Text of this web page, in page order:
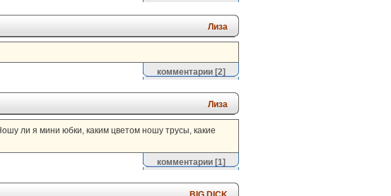
Лиза
комментарии[2]
Лиза
ли я мини юбки, каким цветом ношу трусы, какие
комментарии[1]